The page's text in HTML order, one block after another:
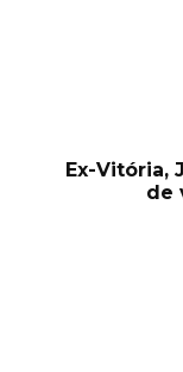
Ex-Vitória,
de